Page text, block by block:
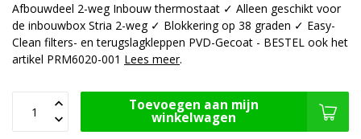
Afbouwdeel 2-weg Inbouw thermostaat ✓ Alleen geschikt voor
de inbouwbox Stria 2-weg ✓ Blokkering op 38 graden ✓ Easy-
Clean filters- en terugslagkleppen PVD-Gecoat - BESTEL ook het
artikel PRM6020-001 Lees meer.
Toevoegen aan mijn
winkelwagen